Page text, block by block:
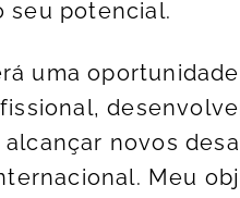
seu potencial.
uma
novos
Meu